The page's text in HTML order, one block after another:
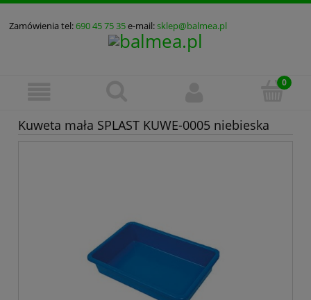
Zamówienia tel:690 45 75 35e-mail:sklep@balmea.pl
Kuweta mała SPLAST KUWE-0005 niebieska